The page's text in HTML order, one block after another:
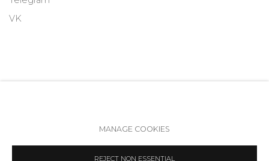
VK
COPYRIGHT © 2026 ANNA NOVA GALLERY SITE BY ARTLOGIC
MANAGE COOKIES
REJECT NON ESSENTIAL